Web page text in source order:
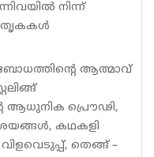
നിന്ന്
ആത്മാവ്
ആധുനിക പ്രൌഢി,
കഥകളി
തെങ്ങ് –